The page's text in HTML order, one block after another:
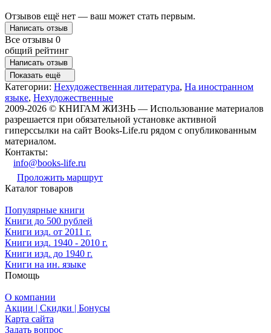
Отзывов ещё нет — ваш может стать первым.
Написать отзыв
Все отзывы 0
общий рейтинг
Написать отзыв
Показать ещё
Категории: Нехудожественная литература, На иностранном
языке, Нехудожественные
2009-2026 © КНИГАМ ЖИЗНЬ — Использование материалов
разрешается при обязательной установке активной
гиперссылки на сайт Books-Life.ru рядом с опубликованным
материалом.
Контакты:
info@books-life.ru
Проложить маршрут
Каталог товаров
Популярные книги
Книги до 500 рублей
Книги изд. от 2011 г.
Книги изд. 1940 - 2010 г.
Книги изд. до 1940 г.
Книги на ин. языке
Помощь
О компании
Акции | Скидки | Бонусы
Карта сайта
Задать вопрос